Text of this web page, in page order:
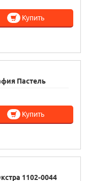
Купить
Пастель
Купить
1102-0044